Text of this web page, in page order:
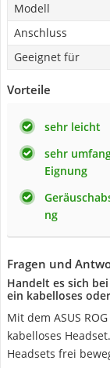
Modell
Anschluss
Geeignet für
Vorteile
sehr leicht
sehr
Eignung
ng
Fragen und
Handelt es sich bei
ein kabelloses
Mit dem ASUS
kabelloses
Headsets frei